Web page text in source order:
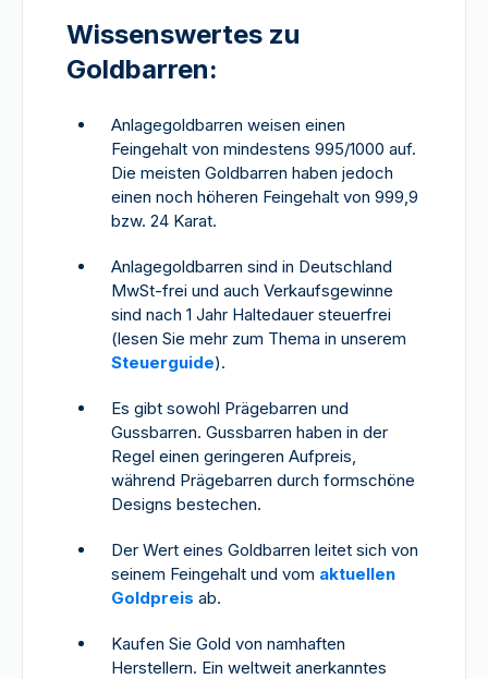
Wissenswertes zu
Goldbarren:
Anlagegoldbarren weisen einen
Feingehalt von mindestens 995/1000 auf.
Die meisten Goldbarren haben jedoch
einen noch höheren Feingehalt von 999,9
bzw. 24 Karat.
Anlagegoldbarren sind in Deutschland
MwSt-frei und auch Verkaufsgewinne
sind nach 1 Jahr Haltedauer steuerfrei
(lesen Sie mehr zum Thema in unserem
Steuerguide).
Es gibt sowohl Prägebarren und
Gussbarren. Gussbarren haben in der
Regel einen geringeren Aufpreis,
während Prägebarren durch formschöne
Designs bestechen.
Der Wert eines Goldbarren leitet sich von
seinem Feingehalt und vom aktuellen
Goldpreis ab.
Kaufen Sie Gold von namhaften
Herstellern. Ein weltweit anerkanntes